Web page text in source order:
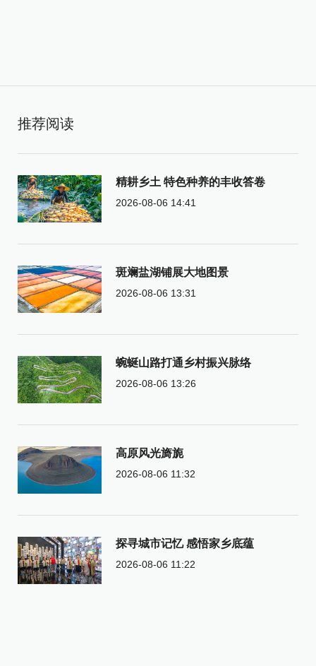
推荐阅读
精耕乡土 特色种养的丰收答卷
2026-08-06 14:41
斑斓盐湖铺展大地图景
2026-08-06 13:31
蜿蜒山路打通乡村振兴脉络
2026-08-06 13:26
高原风光旖旎
2026-08-06 11:32
探寻城市记忆 感悟家乡底蕴
2026-08-06 11:22